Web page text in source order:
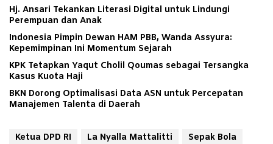
Hj. Ansari Tekankan Literasi Digital untuk Lindungi
Perempuan dan Anak
Indonesia Pimpin Dewan HAM PBB, Wanda Assyura:
Kepemimpinan Ini Momentum Sejarah
KPK Tetapkan Yaqut Cholil Qoumas sebagai Tersangka
Kasus Kuota Haji
BKN Dorong Optimalisasi Data ASN untuk Percepatan
Manajemen Talenta di Daerah
Ketua DPD RI La Nyalla Mattalitti Sepak Bola